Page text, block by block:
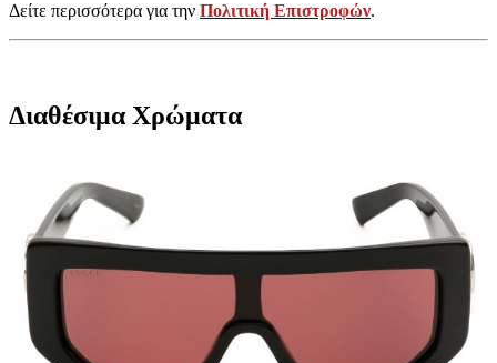
Δείτε περισσότερα για την Πολιτική Επιστροφών.
Διαθέσιμα Χρώματα